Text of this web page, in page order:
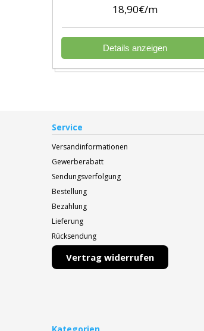
18,90€/m
Details anzeigen
Service
Versandinformationen
Gewerberabatt
Sendungsverfolgung
Bestellung
Bezahlung
Lieferung
Rücksendung
Vertrag widerrufen